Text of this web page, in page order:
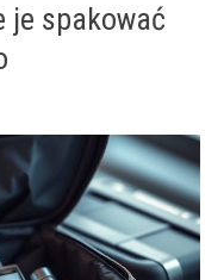
je spakować